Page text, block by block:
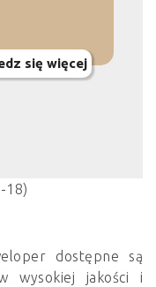
się więcej
18)
dostępne są
wysokiej jakości i